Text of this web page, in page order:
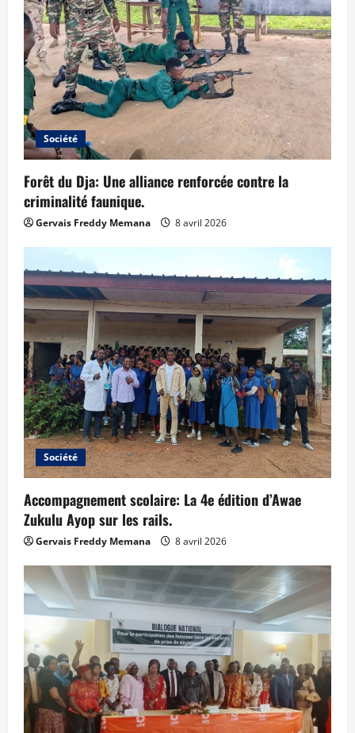
Société
Forêt du Dja: Une alliance renforcée contre la
criminalité faunique.
Gervais Freddy Memana 8 avril 2026
Société
Accompagnement scolaire: La 4e édition d’Awae
Zukulu Ayop sur les rails.
Gervais Freddy Memana 8 avril 2026